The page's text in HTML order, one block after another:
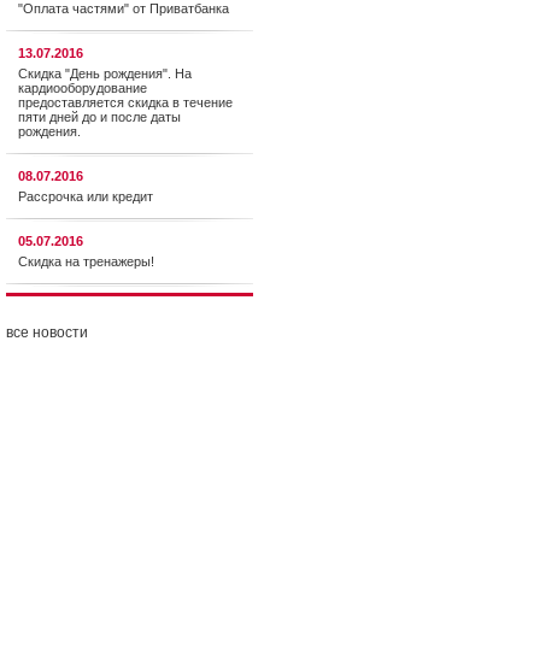
"Оплата частями" от Приватбанка
13.07.2016
Скидка "День рождения". На
кардиооборудование
предоставляется cкидка в течение
пяти дней до и после даты
рождения.
08.07.2016
Рассрочка или кредит
05.07.2016
Скидка на тренажеры!
все новости